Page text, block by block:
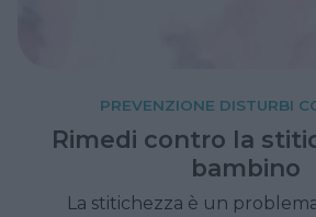
PREVENZIONE DISTURBI
Rimedi contro la
bambino
La stitichezza è un